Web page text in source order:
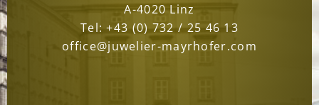
A-4020 Linz
Tel:+43 (0) 732 / 25 46 13
office@juwelier-mayrhofer.com